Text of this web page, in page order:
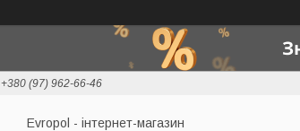
+380 (97) 962-66-46
Evropol - інтернет-магазин